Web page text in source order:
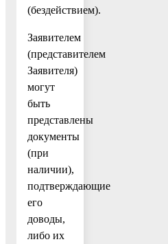
(бездействием).
Заявителем
(представителем
Заявителя)
могут
быть
представлены
документы
(при
наличии),
подтверждающие
его
доводы,
либо их